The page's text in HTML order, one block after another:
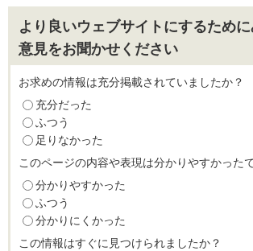
より良いウェブサイトにするため
意見をお聞かせください
お求めの情報は充分掲載されていましたか？
充分だった
ふつう
足りなかった
このページの内容や表現は分かりやすかった
分かりやすかった
ふつう
分かりにくかった
この情報はすぐに見つけられましたか？